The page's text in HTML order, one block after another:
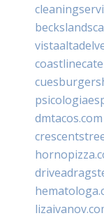
dmtacos.com